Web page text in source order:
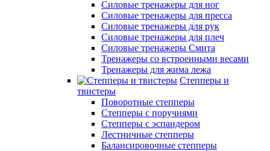
Силовые тренажеры для ног
Силовые тренажеры для пресса
Силовые тренажеры для рук
Силовые тренажеры для плеч
Силовые тренажеры Смита
Тренажеры со встроенными весами
Тренажеры для жима лежа
Степперы и
твистеры
Поворотные степперы
Степперы с поручнями
Степперы с эспандером
Лестничные степперы
Балансировочные степперы